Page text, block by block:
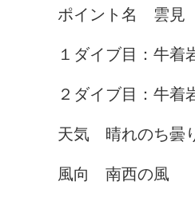
ポイント名 雲見
１ダイブ目：牛
２ダイブ目：牛
天気 晴れのち曇
風向 南西の風